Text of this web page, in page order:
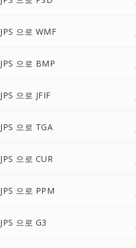
JPS 으로 WMF
JPS 으로 BMP
JPS 으로 JFIF
JPS 으로 TGA
JPS 으로 CUR
JPS 으로 PPM
JPS 으로 G3